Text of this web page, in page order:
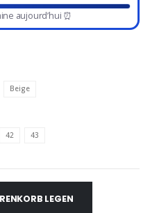
aujourd’hui ⏰
Beige
42 43
LEGEN